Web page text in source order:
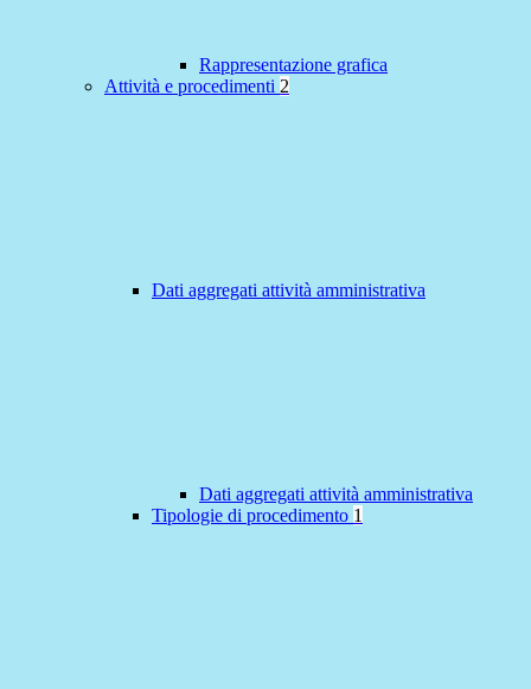
Rappresentazione grafica
Attività e procedimenti 2
Dati aggregati attività amministrativa
Dati aggregati attività amministrativa
Tipologie di procedimento 1